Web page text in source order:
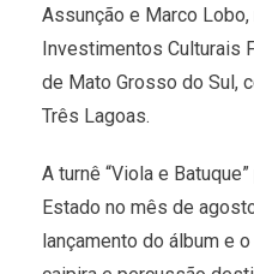
Assunção e Marco
Investimentos Culturais
de Mato Grosso do Sul,
Três Lagoas.
A turnê “Viola e
Estado no mês de
lançamento do álbum e